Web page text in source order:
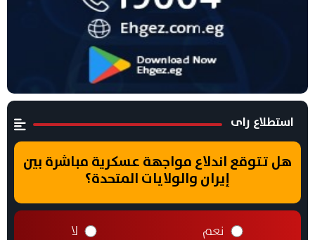
استطلاع راى
هل تتوقع اندلاع مواجهة عسكرية مباشرة بين
إيران والولايات المتحدة؟
نعم لا